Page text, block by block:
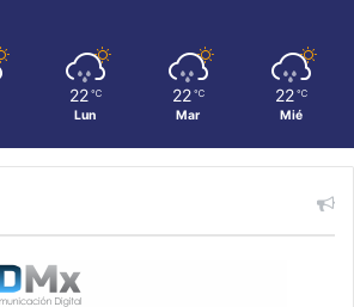
22 ℃
Lun
22 ℃
Mar
22 ℃
Mié